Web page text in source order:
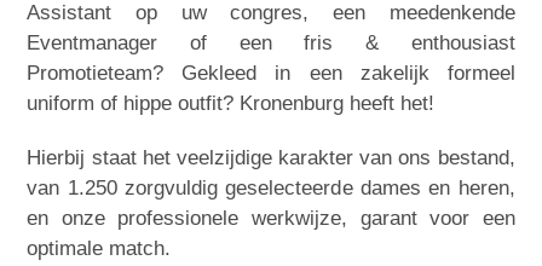
Assistant op uw congres, een meedenkende
Eventmanager of een fris & enthousiast
Promotieteam? Gekleed in een zakelijk formeel
uniform of hippe outfit? Kronenburg heeft het!
Hierbij staat het veelzijdige karakter van ons bestand,
van 1.250 zorgvuldig geselecteerde dames en heren,
en onze professionele werkwijze, garant voor een
optimale match.